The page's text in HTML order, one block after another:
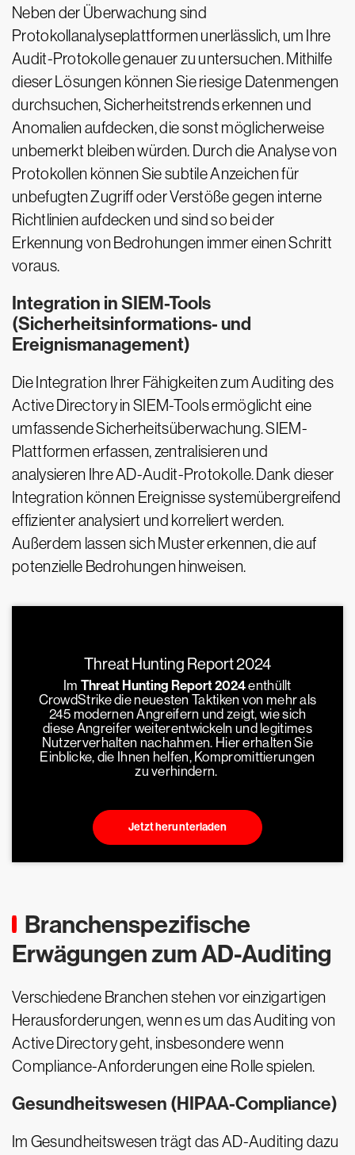
Neben der Überwachung sind
Protokollanalyseplattformen unerlässlich, um Ihre
Audit-Protokolle genauer zu untersuchen. Mithilfe
dieser Lösungen können Sie riesige Datenmengen
durchsuchen, Sicherheitstrends erkennen und
Anomalien aufdecken, die sonst möglicherweise
unbemerkt bleiben würden. Durch die Analyse von
Protokollen können Sie subtile Anzeichen für
unbefugten Zugriff oder Verstöße gegen interne
Richtlinien aufdecken und sind so bei der
Erkennung von Bedrohungen immer einen Schritt
voraus.
Integration in SIEM-Tools
(Sicherheitsinformations- und
Ereignismanagement)
Die Integration Ihrer Fähigkeiten zum Auditing des
Active Directory in SIEM-Tools ermöglicht eine
umfassende Sicherheitsüberwachung. SIEM-
Plattformen erfassen, zentralisieren und
analysieren Ihre AD-Audit-Protokolle. Dank dieser
Integration können Ereignisse systemübergreifend
effizienter analysiert und korreliert werden.
Außerdem lassen sich Muster erkennen, die auf
potenzielle Bedrohungen hinweisen.
Threat Hunting Report 2024
ImThreat Hunting Report 2024enthüllt
CrowdStrike die neuesten Taktiken von mehr als
245 modernen Angreifern und zeigt, wie sich
diese Angreifer weiterentwickeln und legitimes
Nutzerverhalten nachahmen. Hier erhalten Sie
Einblicke, die Ihnen helfen, Kompromittierungen
zu verhindern.
Jetzt herunterladen
Branchenspezifische
Erwägungen zum AD-Auditing
Verschiedene Branchen stehen vor einzigartigen
Herausforderungen, wenn es um das Auditing von
Active Directory geht, insbesondere wenn
Compliance-Anforderungen eine Rolle spielen.
Gesundheitswesen (HIPAA-Compliance)
Im Gesundheitswesen trägt das AD-Auditing dazu